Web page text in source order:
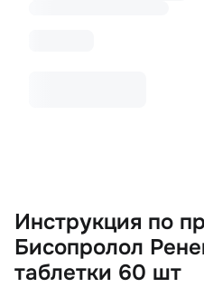
Инструкция по
Бисопролол
таблетки 60 шт